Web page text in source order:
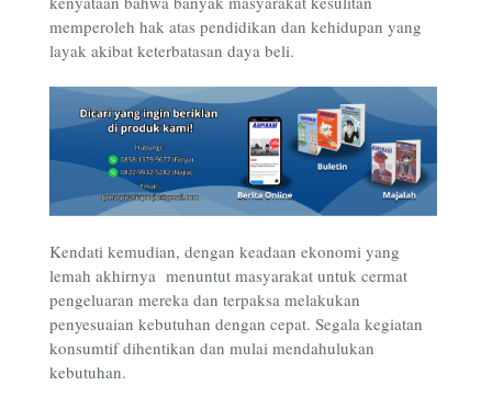
memperoleh hak atas pendidikan dan kehidupan yang
layak akibat keterbatasan daya beli.
Kendati kemudian, dengan keadaan ekonomi yang
lemah akhirnya menuntut masyarakat untuk cermat
pengeluaran mereka dan terpaksa melakukan
penyesuaian kebutuhan dengan cepat. Segala kegiatan
konsumtif dihentikan dan mulai mendahulukan
kebutuhan.